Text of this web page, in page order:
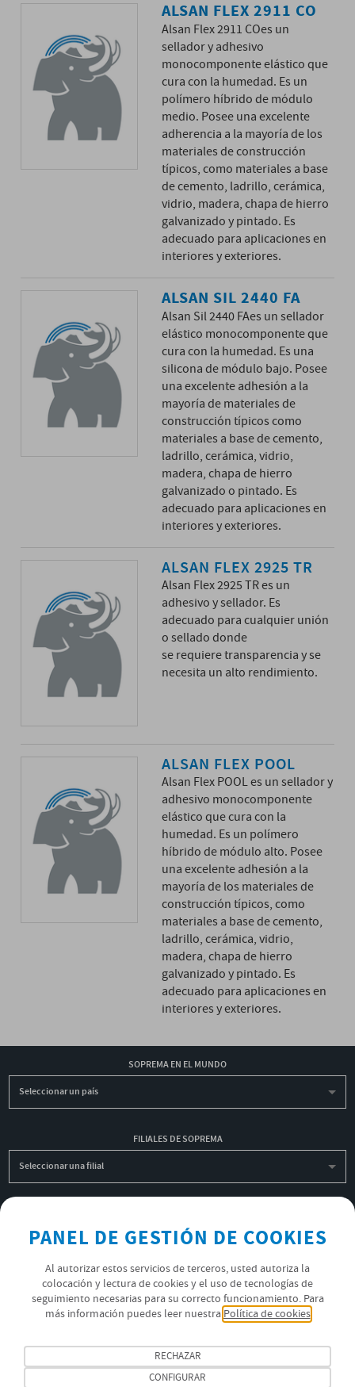
ALSAN FLEX 2911 CO
Alsan Flex 2911 COes un
sellador y adhesivo
monocomponente elástico que
cura con la humedad. Es un
polímero híbrido de módulo
medio. Posee una excelente
adherencia a la mayoría de los
materiales de construcción
típicos, como materiales a base
de cemento, ladrillo, cerámica,
vidrio, madera, chapa de hierro
galvanizado y pintado. Es
adecuado para aplicaciones en
interiores y exteriores.
ALSAN SIL 2440 FA
Alsan Sil 2440 FAes un sellador
elástico monocomponente que
cura con la humedad. Es una
silicona de módulo bajo. Posee
una excelente adhesión a la
mayoría de materiales de
construcción típicos como
materiales a base de cemento,
ladrillo, cerámica, vidrio,
madera, chapa de hierro
galvanizado o pintado. Es
adecuado para aplicaciones en
interiores y exteriores.
ALSAN FLEX 2925 TR
Alsan Flex 2925 TR es un
adhesivo y sellador. Es
adecuado para cualquier unión
o sellado donde
se requiere transparencia y se
necesita un alto rendimiento.
ALSAN FLEX POOL
Alsan Flex POOL es un sellador y
adhesivo monocomponente
elástico que cura con la
humedad. Es un polímero
híbrido de módulo alto. Posee
una excelente adhesión a la
mayoría de los materiales de
construcción típicos, como
materiales a base de cemento,
ladrillo, cerámica, vidrio,
madera, chapa de hierro
galvanizado y pintado. Es
adecuado para aplicaciones en
interiores y exteriores.
SOPREMA EN EL MUNDO
Seleccionar un país
FILIALES DE SOPREMA
Seleccionar una filial
OK
POLÍTICA DE PRIVACIDAD
ÚNETE AL EQUIPO SOPREMA
PANEL DE GESTIÓN DE COOKIES
Al autorizar estos servicios de terceros, usted autoriza la
colocación y lectura de cookies y el uso de tecnologías de
seguimiento necesarias para su correcto funcionamiento. Para
más información puedes leer nuestra Política de cookies
RECHAZAR
CONFIGURAR